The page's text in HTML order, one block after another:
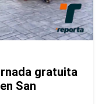
gratuita
San